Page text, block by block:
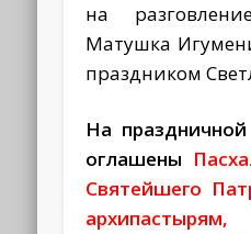
на
Матушка
праздником
На
оглашены
Святейшего